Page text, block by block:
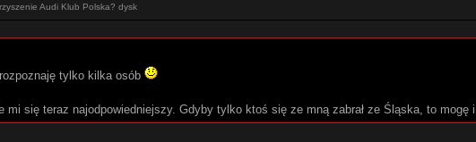
Audi Klub Polska? dysk
tylko kilka osób
mi się teraz najodpowiedniejszy. Gdyby tylko ktoś się ze mną zabrał ze Śląska, to